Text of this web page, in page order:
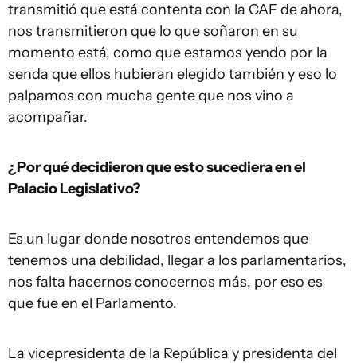
transmitió que está contenta con la CAF de ahora,
nos transmitieron que lo que soñaron en su
momento está, como que estamos yendo por la
senda que ellos hubieran elegido también y eso lo
palpamos con mucha gente que nos vino a
acompañar.
¿Por qué decidieron que esto sucediera en el
Palacio Legislativo?
Es un lugar donde nosotros entendemos que
tenemos una debilidad, llegar a los parlamentarios,
nos falta hacernos conocernos más, por eso es
que fue en el Parlamento.
La vicepresidenta de la República y presidenta del